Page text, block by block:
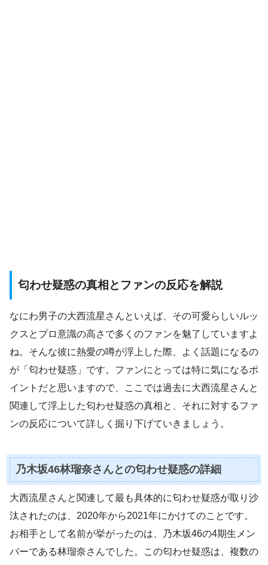
匂わせ疑惑の真相とファンの反応を解説
なにわ男子の大西流星さんといえば、その可愛らしいルッ
クスとプロ意識の高さで多くのファンを魅了していますよ
ね。そんな彼に熱愛の噂が浮上した際、よく話題になるの
が「匂わせ疑惑」です。ファンにとっては特に気になるポ
イントだと思いますので、ここでは過去に大西流星さんと
関連して浮上した匂わせ疑惑の真相と、それに対するファ
ンの反応について詳しく掘り下げていきましょう。
乃木坂46林瑠奈さんとの匂わせ疑惑の詳細
大西流星さんと関連して最も具体的に匂わせ疑惑が取り沙
汰されたのは、2020年から2021年にかけてのことです。
お相手として名前が挙がったのは、乃木坂46の4期生メン
バーである林瑠奈さんでした。この匂わせ疑惑は、複数の